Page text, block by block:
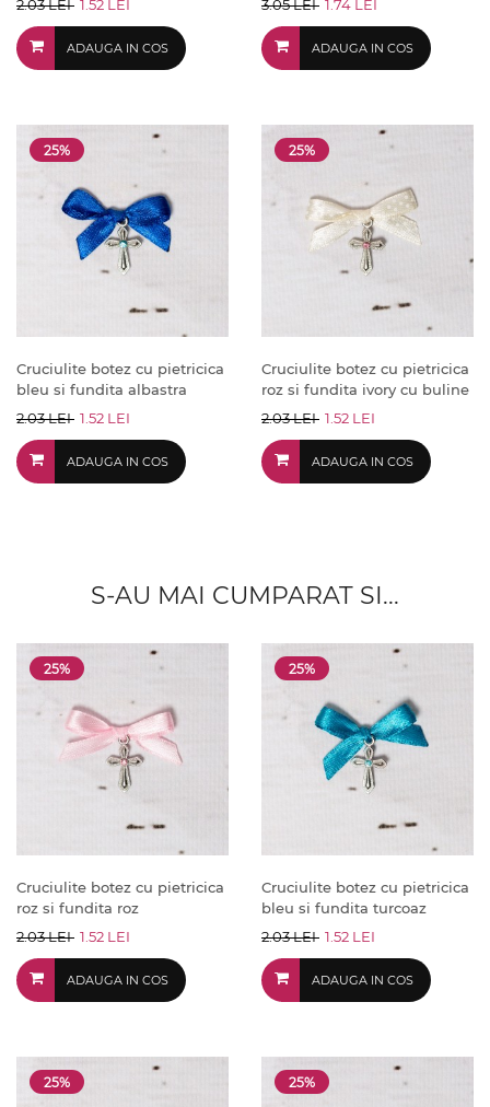
2.03 LEI 1.52 LEI
ADAUGA IN COS
3.05 LEI 1.74 LEI
ADAUGA IN COS
25%
Cruciulite botez cu pietricica
bleu si fundita albastra
2.03 LEI 1.52 LEI
ADAUGA IN COS
25%
Cruciulite botez cu pietricica
roz si fundita ivory cu buline
2.03 LEI 1.52 LEI
ADAUGA IN COS
S-AU MAI CUMPARAT SI...
25%
Cruciulite botez cu pietricica
roz si fundita roz
2.03 LEI 1.52 LEI
ADAUGA IN COS
25%
Cruciulite botez cu pietricica
bleu si fundita turcoaz
2.03 LEI 1.52 LEI
ADAUGA IN COS
25% 25%